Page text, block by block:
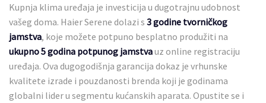
Kupnja klima uređaja je investicija u dugotrajnu udobnost
vašeg doma. Haier Serene dolazi s 3 godine tvorničkog
jamstva, koje možete potpuno besplatno produžiti na
ukupno 5 godina potpunog jamstvauz online registraciju
uređaja. Ova dugogodišnja garancija dokaz je vrhunske
kvalitete izrade i pouzdanosti brenda koji je godinama
globalni lider u segmentu kućanskih aparata. Opustite se i